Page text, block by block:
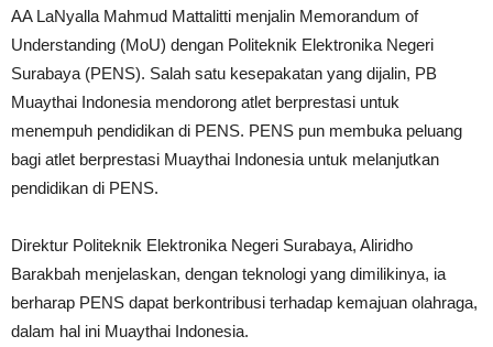
AA LaNyalla Mahmud Mattalitti menjalin Memorandum of
Understanding (MoU) dengan Politeknik Elektronika Negeri
Surabaya (PENS). Salah satu kesepakatan yang dijalin, PB
Muaythai Indonesia mendorong atlet berprestasi untuk
menempuh pendidikan di PENS. PENS pun membuka peluang
bagi atlet berprestasi Muaythai Indonesia untuk melanjutkan
pendidikan di PENS.
Direktur Politeknik Elektronika Negeri Surabaya, Aliridho
Barakbah menjelaskan, dengan teknologi yang dimilikinya, ia
berharap PENS dapat berkontribusi terhadap kemajuan olahraga,
dalam hal ini Muaythai Indonesia.